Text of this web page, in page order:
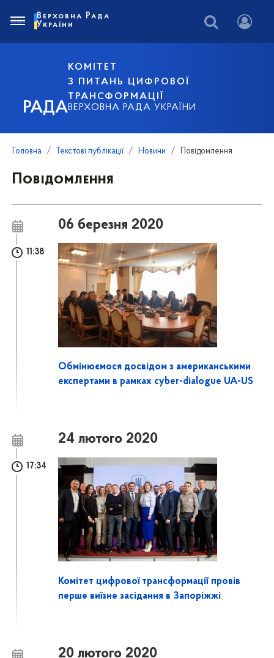
РАДА
КОМІТЕТ
З ПИТАНЬ ЦИФРОВОЇ
ТРАНСФОРМАЦІЇ
ВЕРХОВНА РАДА УКРАЇНИ
Верховна Рада
України
Головна Текстові публікації Новини Повідомлення
Повідомлення
06 березня 2020
11:38
Обмінюємося досвідом з американськими
експертами в рамках cyber-dialogue UA-US
24 лютого 2020
17:34
Комітет цифрової трансформації провів
перше виїзне засідання в Запоріжжі
20 лютого 2020